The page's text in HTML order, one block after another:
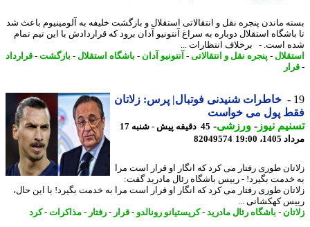
ماندن پنجره نقل و انتقالاتی استقلال و بازگشت خلیفه به آلومینیوم باعث شد
استقلال دوباره به سراغ آنتونیو آدان برود که قراردادش با این تیم تمام
است. - برخلاف انتظارات ...
-پنجره نقل و انتقالاتی-آنتونیو آدان - باشگاه استقلال-بازگشت-قرارداد
خاطرات شنیدنی فوتبال| پرس: زلاتان
پول می خواست
نیوز-ورزشی-
45 دقیقه پیش - شنبه 17
19:00
82049574
طوری رفتار می کرد که انگار او قرار است مرا
بگیرد! - رییس باشگاه رئال مادرید گفت:
طوری رفتار می کرد که انگار او قرار است مرا به خدمت بگیرد! با این حال،
کهکشانی ...
-باشگاه رئال مادرید- کریستیانو رونالدو-قرار - رفتار -مذاکرات- کرد